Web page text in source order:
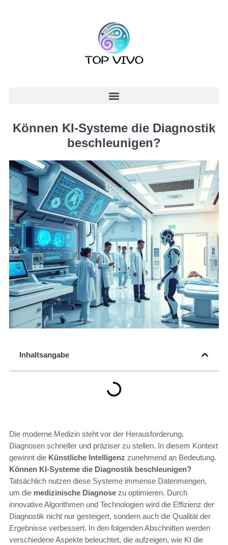
Können KI-Systeme die Diagnostik
beschleunigen?
Inhaltsangabe
Die moderne Medizin steht vor der Herausforderung,
Diagnosen schneller und präziser zu stellen. In diesem Kontext
gewinnt die Künstliche Intelligenz zunehmend an Bedeutung.
Können KI-Systeme die Diagnostik beschleunigen?
Tatsächlich nutzen diese Systeme immense Datenmengen,
um die medizinische Diagnose zu optimieren. Durch
innovative Algorithmen und Technologien wird die Effizienz der
Diagnostik nicht nur gesteigert, sondern auch die Qualität der
Ergebnisse verbessert. In den folgenden Abschnitten werden
verschiedene Aspekte beleuchtet, die aufzeigen, wie KI die